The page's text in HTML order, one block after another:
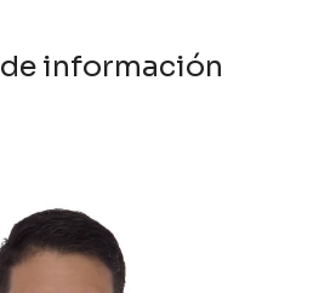
de información